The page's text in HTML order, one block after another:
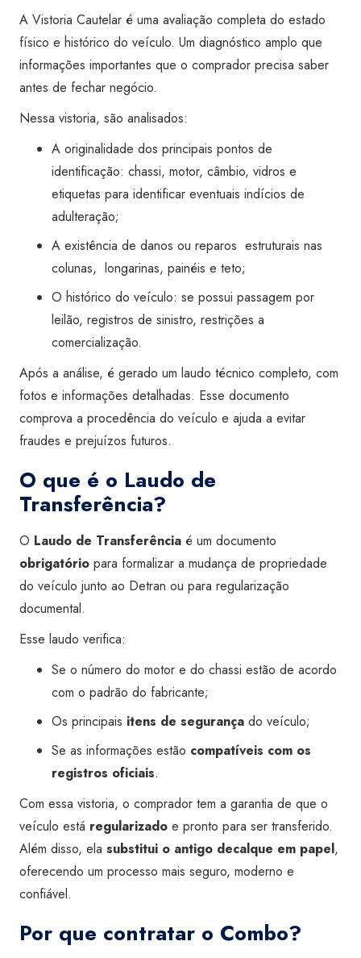
de
Transferência)
-
Mossoró
quantidade
A Vistoria Cautelar é uma avaliação completa do estado
físico e histórico do veículo. Um diagnóstico amplo que
informações importantes que o comprador precisa saber
antes de fechar negócio.
Nessa vistoria, são analisados:
A originalidade dos principais pontos de
identificação: chassi, motor, câmbio, vidros e
etiquetas para identificar eventuais indícios de
adulteração;
A existência de danos ou reparos estruturais nas
colunas, longarinas, painéis e teto;
O histórico do veículo: se possui passagem por
leilão, registros de sinistro, restrições a
comercialização.
Após a análise, é gerado um laudo técnico completo, com
fotos e informações detalhadas. Esse documento
comprova a procedência do veículo e ajuda a evitar
fraudes e prejuízos futuros.
O que é o Laudo de
Transferência?
O Laudo de Transferência é um documento
obrigatório para formalizar a mudança de propriedade
do veículo junto ao Detran ou para regularização
documental.
Esse laudo verifica:
Se o número do motor e do chassi estão de acordo
com o padrão do fabricante;
Os principais itens de segurança do veículo;
Se as informações estão compatíveis com os
registros oficiais.
Com essa vistoria, o comprador tem a garantia de que o
veículo está regularizado e pronto para ser transferido.
Além disso, ela substitui o antigo decalque em papel,
oferecendo um processo mais seguro, moderno e
confiável.
Por que contratar o Combo?